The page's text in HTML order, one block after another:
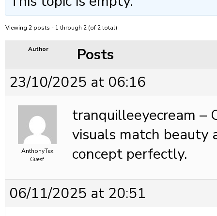
Viewing 2 posts - 1 through 2 (of 2 total)
Author
Posts
23/10/2025 at 06:16
AnthonyTex
Guest
tranquilleeyecream –
visuals match beauty
concept perfectly.
06/11/2025 at 20:51